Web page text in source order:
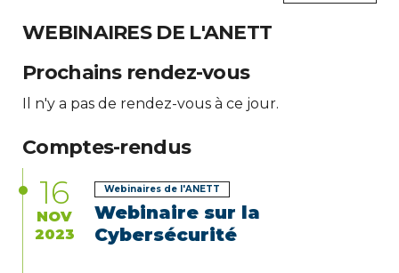
WEBINAIRES DE L'ANETT
Prochains rendez-vous
Il n'y a pas de rendez-vous à ce jour.
Comptes-rendus
16
NOV
2023
Webinaires de l'ANETT
Webinaire sur la
Cybersécurité